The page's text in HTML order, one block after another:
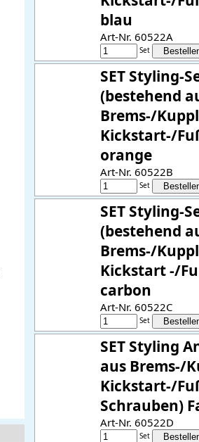
blau
Art-Nr. 60522A
Set
SET Styling-
(bestehend
Brems-/
Kickstart-/
orange
Art-Nr. 60522B
Set
SET Styling-
(bestehend
Brems-/
Kickstart -/
carbon
Art-Nr. 60522C
Set
SET Styling
aus Brems-/
Kickstart-/
Schrauben)
Art-Nr. 60522D
Set